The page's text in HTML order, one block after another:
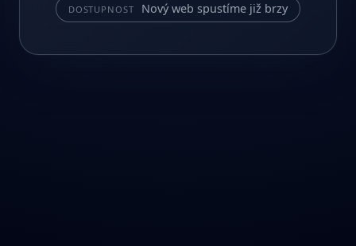
DOSTUPNOST Nový web spustíme již brzy